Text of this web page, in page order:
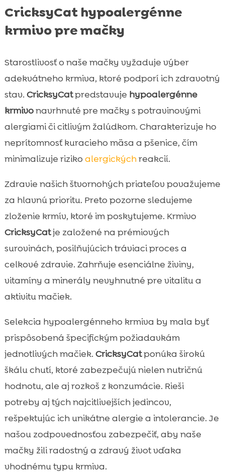
CricksyCat hypoalergénne
krmivo pre mačky
Starostlivosť o naše mačky vyžaduje výber
adekvátneho krmiva, ktoré podporí ich zdravotný
stav. CricksyCatpredstavuje hypoalergénne
krmivonavrhnuté pre mačky s potravinovými
alergiami či citlivým žalúdkom. Charakterizuje ho
neprítomnosť kuracieho mäsa a pšenice, čím
minimalizuje riziko alergickýchreakcií.
Zdravie našich štvornohých priateľov považujeme
za hlavnú prioritu. Preto pozorne sledujeme
zloženie krmív, ktoré im poskytujeme. Krmivo
CricksyCatje založené na prémiových
surovinách, posilňujúcich tráviaci proces a
celkové zdravie. Zahrňuje esenciálne živiny,
vitamíny a minerály nevyhnutné pre vitalitu a
aktivitu mačiek.
Selekcia hypoalergénneho krmiva by mala byť
prispôsobená špecifickým požiadavkám
jednotlivých mačiek. CricksyCatponúka širokú
škálu chutí, ktoré zabezpečujú nielen nutričnú
hodnotu, ale aj rozkoš z konzumácie. Rieši
potreby aj tých najcitlivejších jedincov,
rešpektujúc ich unikátne alergie a intolerancie. Je
našou zodpovednosťou zabezpečiť, aby naše
mačky žili radostný a zdravý život vďaka
vhodnému typu krmiva.